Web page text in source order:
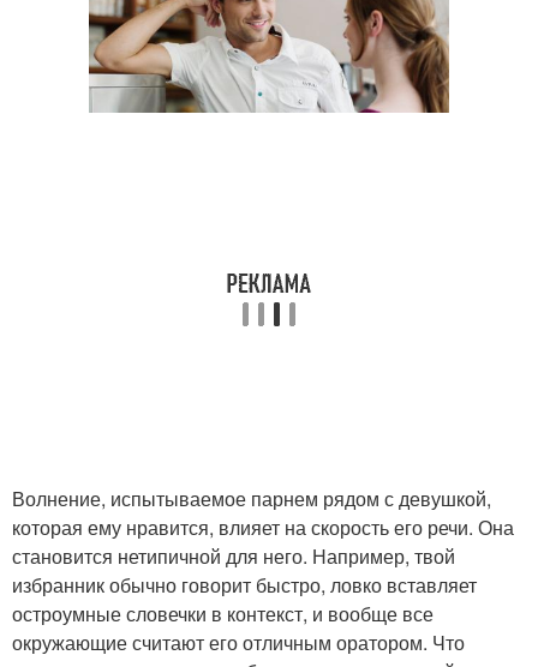
Волнение, испытываемое парнем рядом с девушкой,
которая ему нравится, влияет на скорость его речи. Она
становится нетипичной для него. Например, твой
избранник обычно говорит быстро, ловко вставляет
остроумные словечки в контекст, и вообще все
окружающие считают его отличным оратором. Что